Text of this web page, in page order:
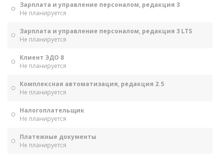
Зарплата и управление персоналом, редакция 3
Не планируется
Зарплата и управление персоналом, редакция 3 LTS
Не планируется
Клиент ЭДО 8
Не планируется
Комплексная автоматизация, редакция 2.5
Не планируется
Налогоплательщик
Не планируется
Платежные документы
Не планируется